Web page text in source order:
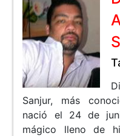
Sanjur, más
nació el 24 de
mágico lleno de